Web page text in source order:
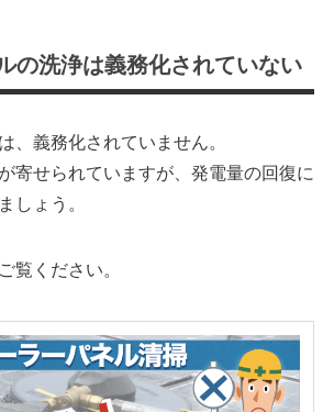
の洗浄は義務化されていない
、義務化されていません。
寄せられていますが、発電量の回復に
しょう。
覧ください。